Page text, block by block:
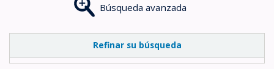
Búsqueda avanzada
Refinar su búsqueda